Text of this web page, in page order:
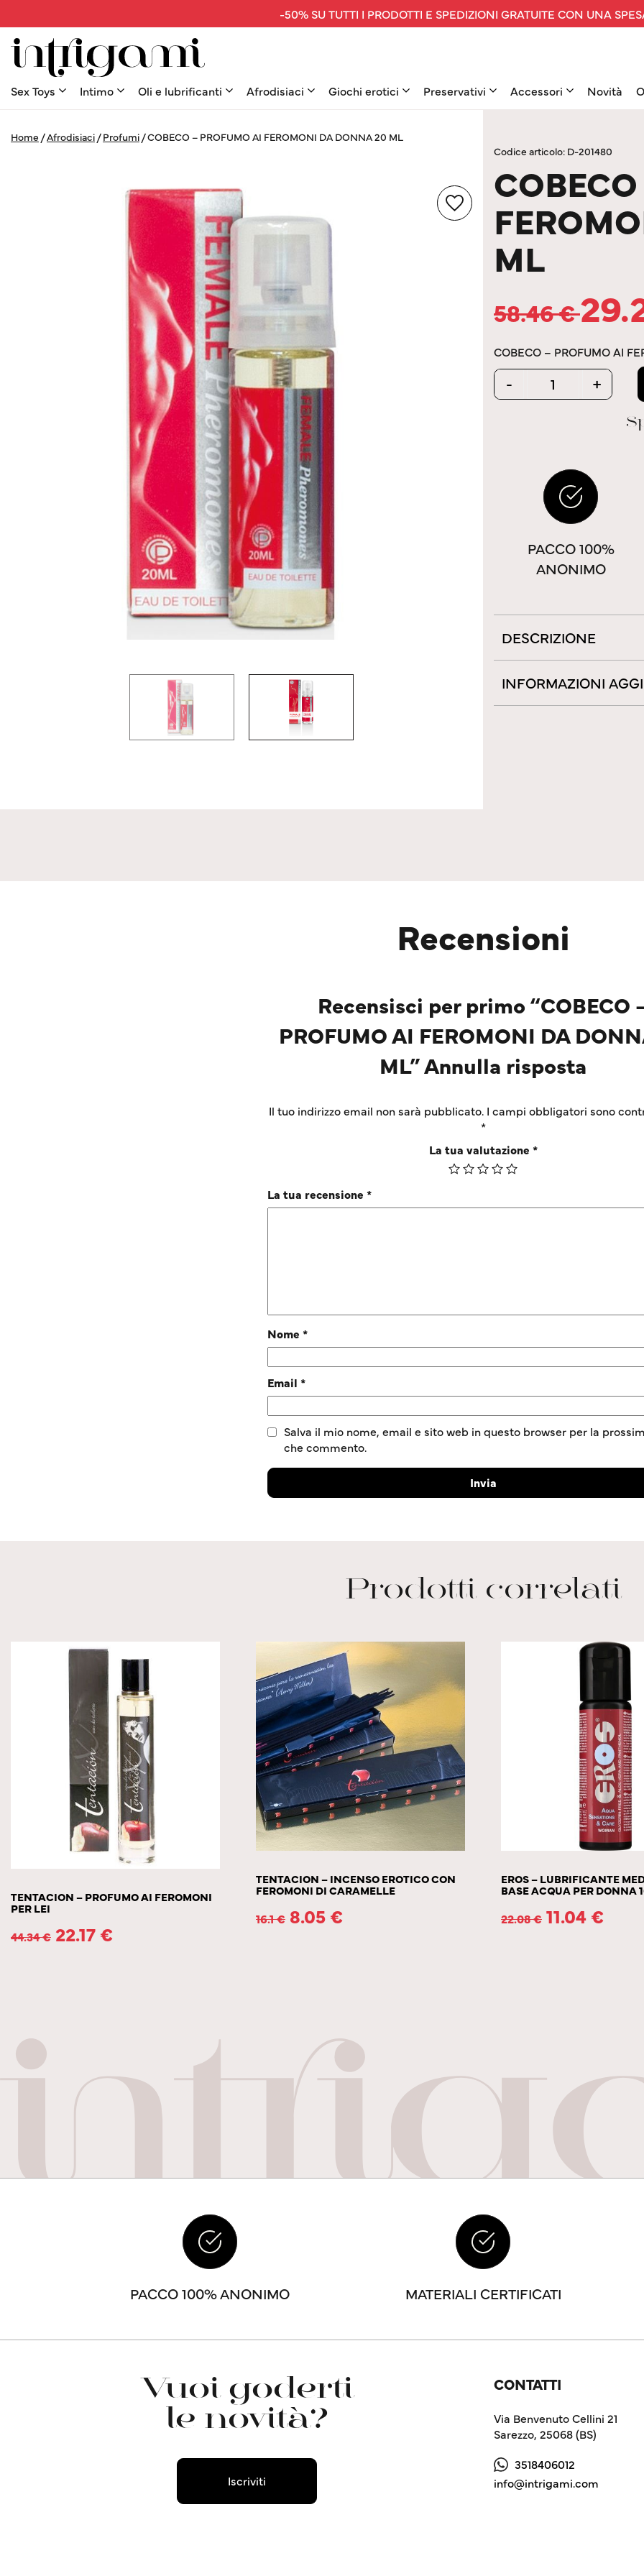
-50% SU TUTTI I PRODOTTI E SPEDIZIONI GRATUITE CON UNA
Sex Toys Intimo Oli e lubrificanti Afrodisiaci Giochi erotici Preservativi Accessori Novità
Home /Afrodisiaci /Profumi /COBECO – PROFUMO AI FEROMONI DA DONNA 20 ML
Codice articolo: D-201480
ML
58.46€
COBECO – PROFUMO AI
Quantity
- +
PACCO 100%
ANONIMO
DESCRIZIONE
INFORMAZIONI
Recensioni
Recensisci per primo “COBECO
PROFUMO AI FEROMONI DA
ML” Annulla risposta
Il tuo indirizzo email non sarà pubblicato. I campi obbligatori sono
*
La tua valutazione *
La tua recensione *
Nome *
Email *
Salva il mio nome, email e sito web in questo browser per la
che commento.
Prodotti correlati
TENTACION – PROFUMO AI FEROMONI
PER LEI
44.34€ 22.17 €
TENTACION – INCENSO EROTICO CON
FEROMONI DI CARAMELLE
16.1€ 8.05 €
EROS – LUBRIFICANTE
BASE ACQUA PER DONNA
22.08€ 11.04 €
PACCO 100% ANONIMO MATERIALI CERTIFICATI
Vuoi goderti
le novità?
Iscriviti
CONTATTI
Via Benvenuto Cellini 21
Sarezzo, 25068 (BS)
3518406012
info@intrigami.com